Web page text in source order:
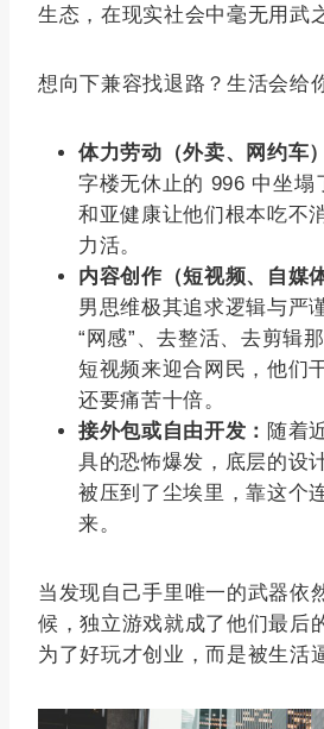
生态，在现实社会中毫无用武
想向下兼容找退路？生活会给
体力劳动（外卖、网约车
字楼无休止的 996 中坐塌
和亚健康让他们根本吃不
力活。
内容创作（短视频、自媒
男思维极其追求逻辑与严
“网感”、去整活、去剪辑
短视频来迎合网民，他们
还要痛苦十倍。
接外包或自由开发： 随着
具的恐怖爆发，底层的设
被压到了尘埃里，靠这个
来。
当发现自己手里唯一的武器依
候，独立游戏就成了他们最后
为了好玩才创业，而是被生活